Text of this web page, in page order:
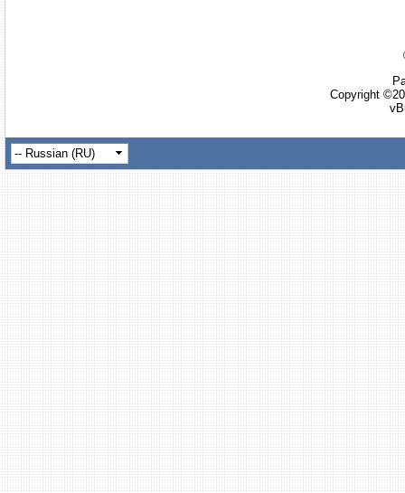
Copyright